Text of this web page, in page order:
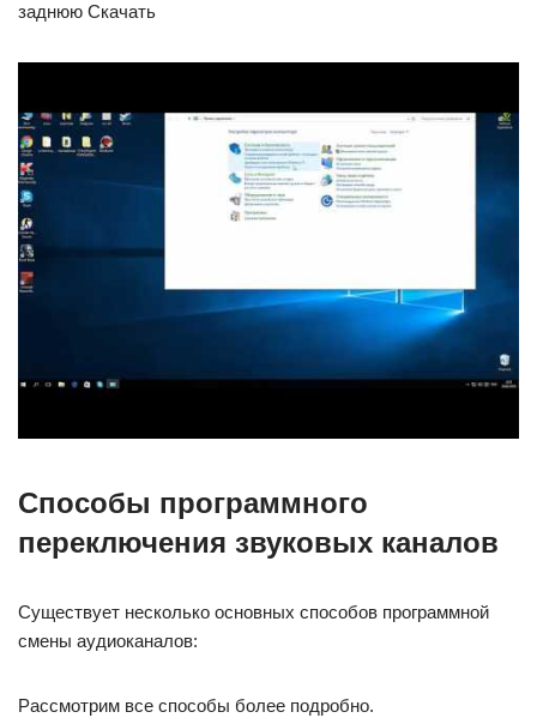
заднюю Скачать
Способы программного
переключения звуковых каналов
Существует несколько основных способов программной
смены аудиоканалов:
Рассмотрим все способы более подробно.